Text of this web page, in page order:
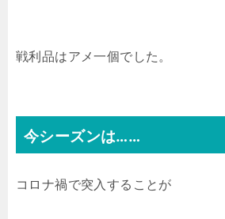
戦利品はアメ一個でした。
今シーズンは……
コロナ禍で突入することが